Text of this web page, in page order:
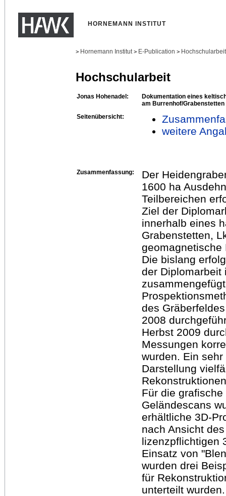
HORNEMANN INSTITUT
> Hornemann Institut > E-Publication >
Hochschularbeit
Jonas Hohenadel:
Dokumentation eines
am Burrenhof/Grabenstetten
Seitenübersicht:
weitere
Zusammenfassung:
Der
1600 ha
Teilbereichen
Ziel der
innerhalb eines
Grabenstetten,
geomagnetische
Die bislang
der Diplomarbeit
des
2008
Herbst 2009
Messungen
wurden. Ein
Darstellung
Für die
Geländescans
erhältliche 3D-
nach Ansicht
lizenzpflichtigen
Einsatz von
wurden drei
für
unterteilt wurden.